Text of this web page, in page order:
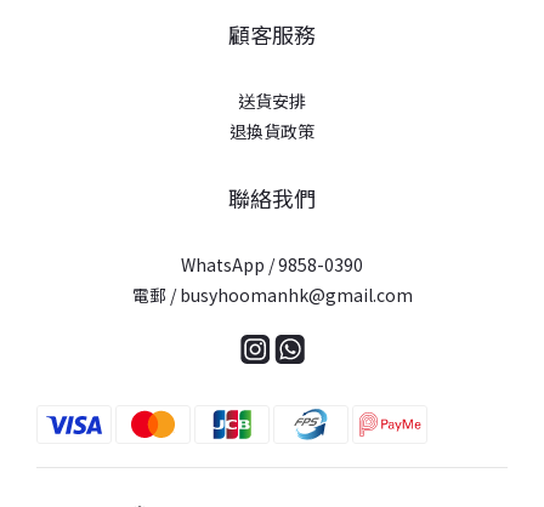
顧客服務
送貨安排
退換貨政策
聯絡我們
WhatsApp / 9858-0390
電郵 / busyhoomanhk@gmail.com